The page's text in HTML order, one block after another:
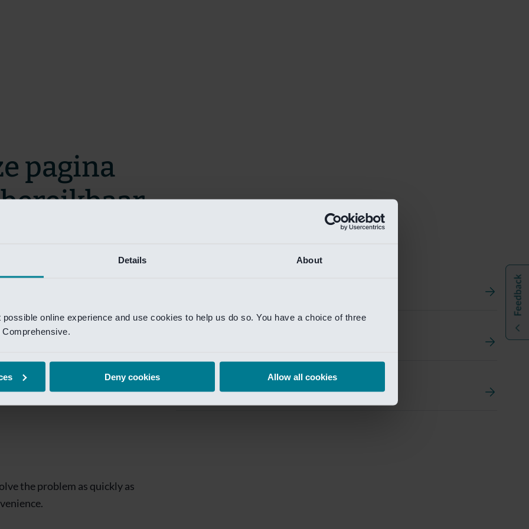
Details About
online experience and use cookies to help us do so. You have a choice of three
Deny cookies Allow all cookies
Van Lanschot Kempen Research
pagina
zo snel mogelijk te verhelpen.
te krijgen.
is
the problem as quickly as